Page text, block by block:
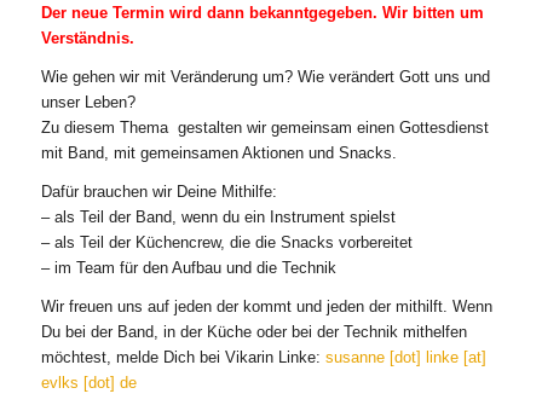
Der neue Termin wird dann bekanntgegeben. Wir bitten um
Verständnis.
Wie gehen wir mit Veränderung um? Wie verändert Gott uns und
unser Leben?
Zu diesem Thema gestalten wir gemeinsam einen Gottesdienst
mit Band, mit gemeinsamen Aktionen und Snacks.
Dafür brauchen wir Deine Mithilfe:
– als Teil der Band, wenn du ein Instrument spielst
– als Teil der Küchencrew, die die Snacks vorbereitet
– im Team für den Aufbau und die Technik
Wir freuen uns auf jeden der kommt und jeden der mithilft. Wenn
Du bei der Band, in der Küche oder bei der Technik mithelfen
möchtest, melde Dich bei Vikarin Linke: susanne [dot] linke [at]
evlks [dot] de